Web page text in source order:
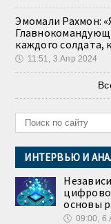
Эмомали Рахмон:
каждого солдата,
🕔 11:51, 3.Апр 2024
ИНТЕРВЬЮ И
основы
🕔 09:00,